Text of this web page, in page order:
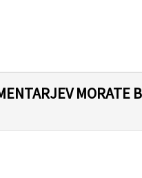
MORATE